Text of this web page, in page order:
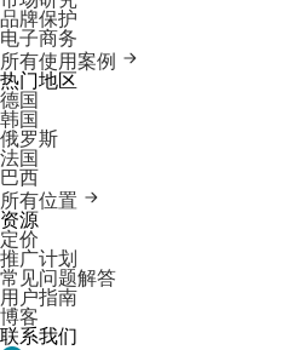
品牌保护
电子商务
所有使用案例
热门地区
德国
韩国
俄罗斯
法国
巴西
所有位置
资源
定价
推广计划
常见问题解答
用户指南
博客
联系我们